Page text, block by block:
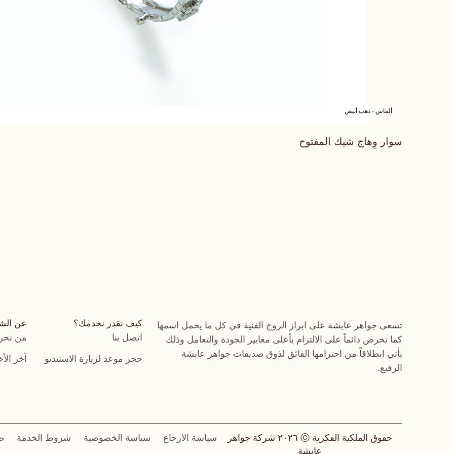
ألماس - ذهب أبيض
سوار وِهاج شيك المفتوح
تسعى جواهر عايشة على ابراز الروح الفنية في كل ما يحمل اسمها
كما تحرص دائماً على الالتزام بأعلى معايير الجودة والتعامل وذلك
يأتي انطلاقاً من احترامها الفائق لذوق صديقات جواهر عايشة
الرفيع.
كيف نقدر نخدمك؟
اتصل بنا
حجز موعد لزيارة الاستيديو
عن
من
آخر
حقوق الملكية الفكرية ⓒ ٢٠٢٦ شركة جواهر
عايشة
سياسة الارجاع سياسة الخصوصية شروط الخدمة